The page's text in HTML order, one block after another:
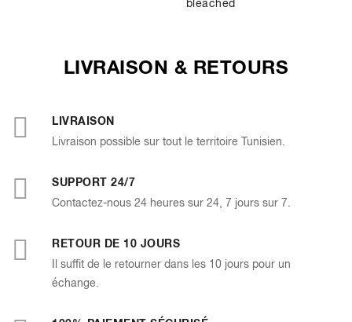
bleached
LIVRAISON & RETOURS
LIVRAISON
Livraison possible sur tout le territoire Tunisien.
SUPPORT 24/7
Contactez-nous 24 heures sur 24, 7 jours sur 7.
RETOUR DE 10 JOURS
Il suffit de le retourner dans les 10 jours pour un
échange.